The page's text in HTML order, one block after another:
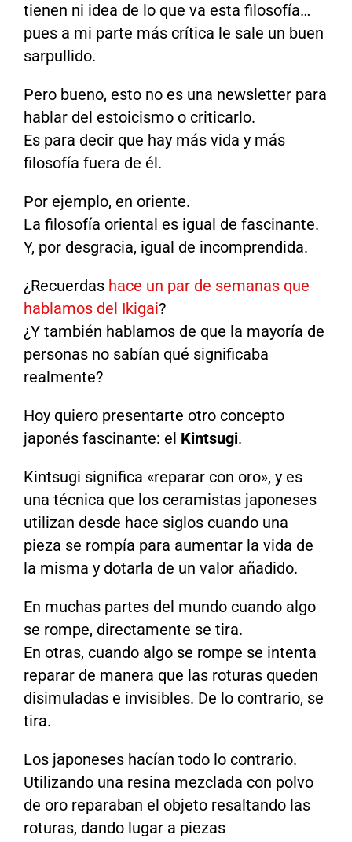
tienen ni idea de lo que va esta filosofía…
pues a mi parte más crítica le sale un buen
sarpullido.
Pero bueno, esto no es una newsletter para
hablar del estoicismo o criticarlo.
Es para decir que hay más vida y más
filosofía fuera de él.
Por ejemplo, en oriente.
La filosofía oriental es igual de fascinante.
Y, por desgracia, igual de incomprendida.
¿Recuerdas hace un par de semanas que
hablamos del Ikigai?
¿Y también hablamos de que la mayoría de
personas no sabían qué significaba
realmente?
Hoy quiero presentarte otro concepto
japonés fascinante: el Kintsugi.
Kintsugi significa «reparar con oro», y es
una técnica que los ceramistas japoneses
utilizan desde hace siglos cuando una
pieza se rompía para aumentar la vida de
la misma y dotarla de un valor añadido.
En muchas partes del mundo cuando algo
se rompe, directamente se tira.
En otras, cuando algo se rompe se intenta
reparar de manera que las roturas queden
disimuladas e invisibles. De lo contrario, se
tira.
Los japoneses hacían todo lo contrario.
Utilizando una resina mezclada con polvo
de oro reparaban el objeto resaltando las
roturas, dando lugar a piezas